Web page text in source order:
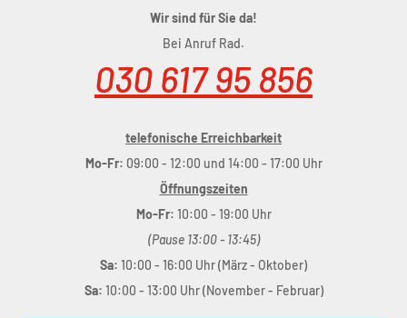
Wir sind für Sie da!
Bei Anruf Rad.
030 617 95 856
telefonische Erreichbarkeit
Mo-Fr: 09:00 - 12:00 und 14:00 - 17:00 Uhr
Öffnungszeiten
Mo-Fr: 10:00 - 19:00 Uhr
(Pause 13:00 - 13:45)
Sa: 10:00 - 16:00 Uhr (März - Oktober)
Sa: 10:00 - 13:00 Uhr (November - Februar)